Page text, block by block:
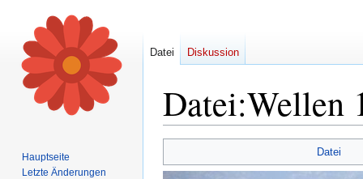
Datei:Wellen
Navigation
Suche
Datei
Datei Diskussion
Hauptseite
Letzte Änderungen